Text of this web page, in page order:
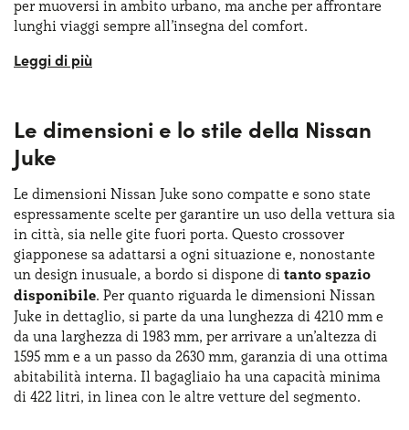
per muoversi in ambito urbano, ma anche per affrontare
lunghi viaggi sempre all’insegna del comfort.
Il nome Juke deriva da due sport: il rugby e il football
di design, la parte inferiore della vettura è quella di un
SUV a tutti gli effetti
terra importante. La parte superiore richiama
maggiormente un’auto sportiva, con parabrezza spiovente
e una linea del tetto in stile coupé.
Richiedere una Nissan Juke noleggio lungo termine
permette di concentrarsi unicamente sulla guida, senza
doversi più preoccupare della gestione burocratica della
vettura. Si tratta di una soluzione molto apprezzata da
privati eaziende , che consente di guidare sin da subito
una vettura come la Juke. La sua seconda generazione del
2019 è realizzata sulla piattaforma modulare CMF-B,
sviluppata da Nissan e Renault assieme.
Le dimensioni e lo stile della Nissan
Juke
Le dimensioni Nissan Juke sono compatte e sono state
espressamente scelte per garantire un uso della vettura sia
in città, sia nelle gite fuori porta. Questo crossover
giapponese sa adattarsi a ogni situazione e, nonostante
un design inusuale, a bordo si dispone di tanto spazio
disponibile. Per quanto riguarda le dimensioni Nissan
Juke in dettaglio, si parte da una lunghezza di 4210 mm e
da una larghezza di 1983 mm, per arrivare a un’altezza di
1595 mm e a un passo da 2630 mm, garanzia di una ottima
abitabilità interna. Il bagagliaio ha una capacità minima
di 422 litri, in linea con le altre vetture del segmento.